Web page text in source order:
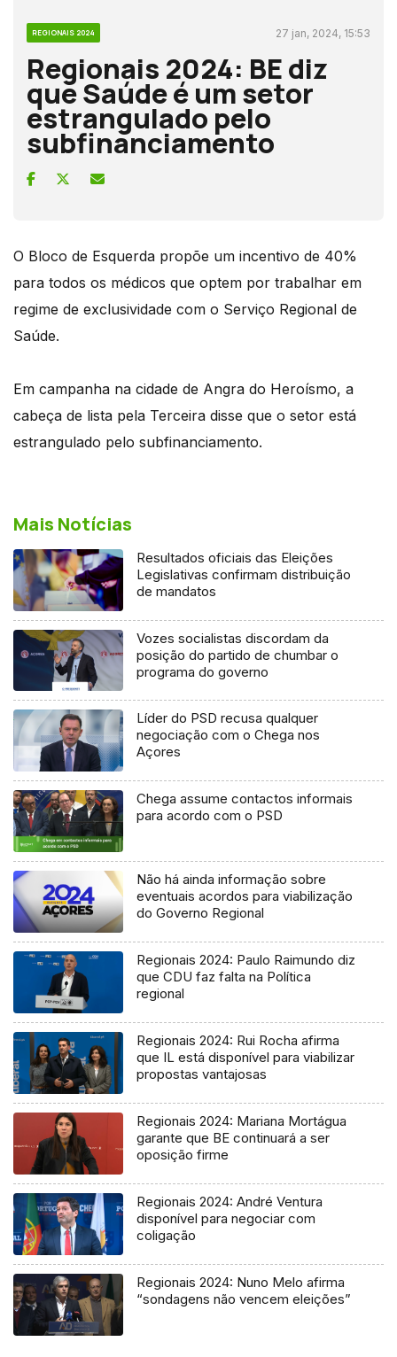
REGIONAIS 2024 27 jan, 2024, 15:53
Regionais 2024: BE diz
que Saúde é um setor
estrangulado pelo
subfinanciamento
O Bloco de Esquerda propõe um incentivo de 40%
para todos os médicos que optem por trabalhar em
regime de exclusividade com o Serviço Regional de
Saúde.
Em campanha na cidade de Angra do Heroísmo, a
cabeça de lista pela Terceira disse que o setor está
estrangulado pelo subfinanciamento.
Mais Notícias
Resultados oficiais das Eleições
Legislativas confirmam distribuição
de mandatos
Vozes socialistas discordam da
posição do partido de chumbar o
programa do governo
Líder do PSD recusa qualquer
negociação com o Chega nos
Açores
Chega assume contactos informais
para acordo com o PSD
Não há ainda informação sobre
eventuais acordos para viabilização
do Governo Regional
Regionais 2024: Paulo Raimundo diz
que CDU faz falta na Política
regional
Regionais 2024: Rui Rocha afirma
que IL está disponível para viabilizar
propostas vantajosas
Regionais 2024: Mariana Mortágua
garante que BE continuará a ser
oposição firme
Regionais 2024: André Ventura
disponível para negociar com
coligação
Regionais 2024: Nuno Melo afirma
“sondagens não vencem eleições”